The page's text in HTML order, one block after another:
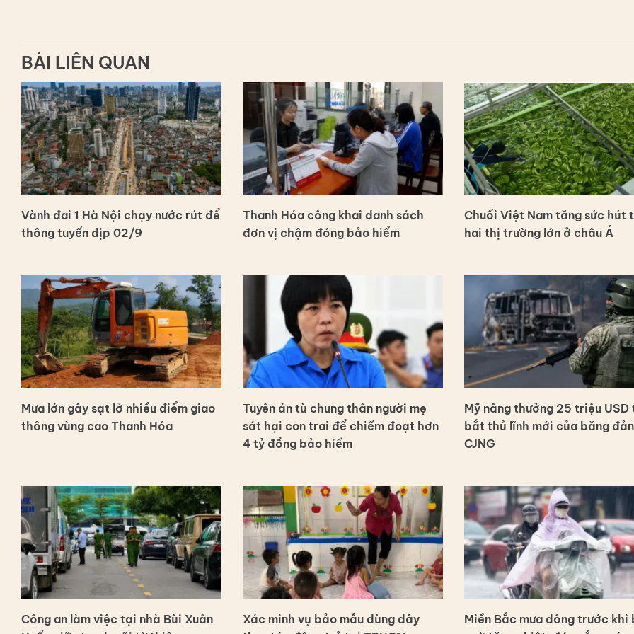
BÀI LIÊN QUAN
Vành đai 1 Hà Nội chạy nước rút để
thông tuyến dịp 02/9
Thanh Hóa công khai danh sách
đơn vị chậm đóng bảo hiểm
Chuối Việt Nam tăng sức hút
hai thị trường lớn ở châu Á
Mưa lớn gây sạt lở nhiều điểm giao
thông vùng cao Thanh Hóa
Tuyên án tù chung thân người mẹ
sát hại con trai để chiếm đoạt hơn
4 tỷ đồng bảo hiểm
Mỹ nâng thưởng 25 triệu USD
bắt thủ lĩnh mới của băng
CJNG
Công an làm việc tại nhà Bùi Xuân
Xác minh vụ bảo mẫu dùng dây
Miền Bắc mưa dông trước khi